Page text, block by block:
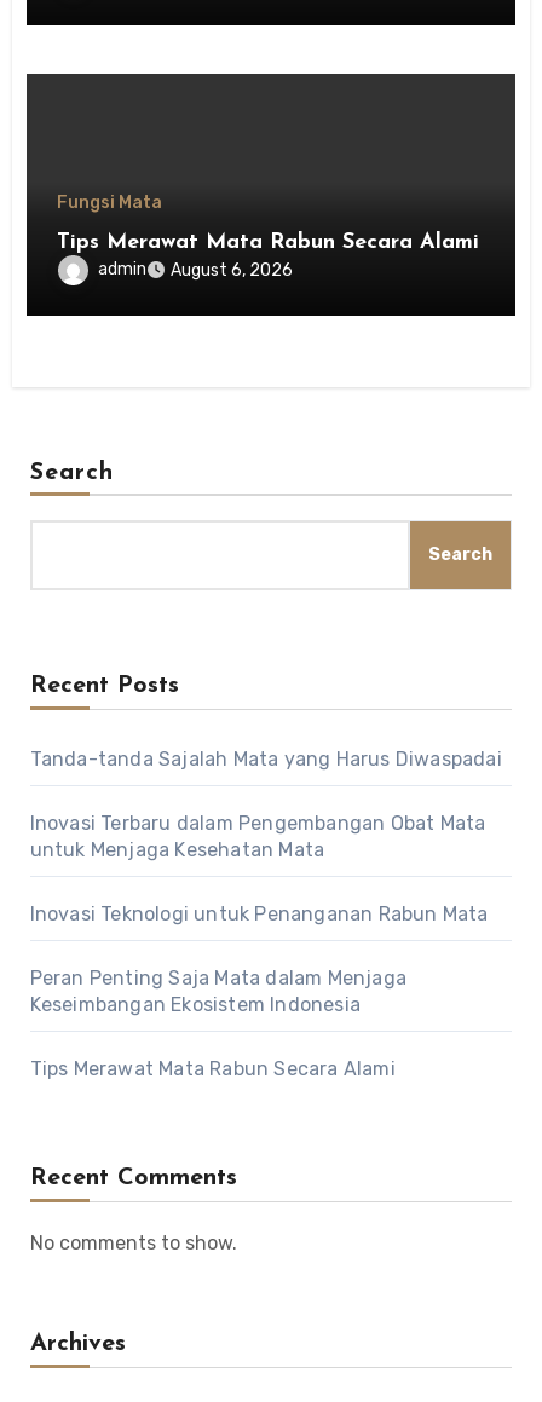
Fungsi Mata
Tips Merawat Mata Rabun Secara Alami
admin August 6, 2026
Search
Search
Recent Posts
Tanda-tanda Sajalah Mata yang Harus Diwaspadai
Inovasi Terbaru dalam Pengembangan Obat Mata
untuk Menjaga Kesehatan Mata
Inovasi Teknologi untuk Penanganan Rabun Mata
Peran Penting Saja Mata dalam Menjaga
Keseimbangan Ekosistem Indonesia
Tips Merawat Mata Rabun Secara Alami
Recent Comments
No comments to show.
Archives